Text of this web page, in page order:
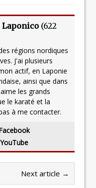
Laponico (622
régions nordiques
J'ai plusieurs
actif, en Laponie
ainsi que dans
les grands
le karaté et la
à me contacter.
YouTube
Next article →